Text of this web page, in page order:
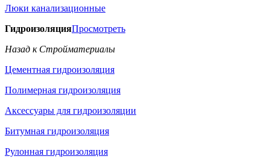
Люки канализационные
ГидроизоляцияПросмотреть
Назад к Стройматериалы
Цементная гидроизоляция
Полимерная гидроизоляция
Аксессуары для гидроизоляции
Битумная гидроизоляция
Рулонная гидроизоляция